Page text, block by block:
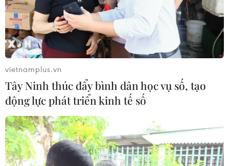
2/10
04/08/2026 14:37
CƠ QUAN CHỦ QUẢN: THÔNG TẤN XÃ VIỆT NAM
Tổng Biên tập: TRẦN TIẾN DUẨN
vietnamplus.vn
Tây Ninh thúc đẩy bình dân học vụ số, tạo
động lực phát triển kinh tế số